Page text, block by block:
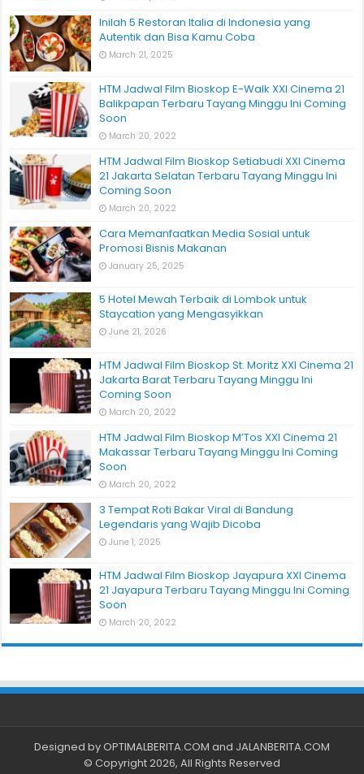
Inilah 5 Restoran Italia di Indonesia yang
Autentik dan Bisa Kamu Coba
March 21, 2025
HTM Jadwal Film Bioskop E-Walk XXI Cinema 21
Balikpapan Terbaru Tayang Minggu Ini Coming
Soon
March 20, 2022
HTM Jadwal Film Bioskop Setiabudi XXI Cinema
21 Jakarta Selatan Terbaru Tayang Minggu Ini
Coming Soon
March 20, 2022
Cara Memanfaatkan Media Sosial untuk
Promosi Bisnis Makanan
January 25, 2025
5 Hotel Mewah Terbaik di Lombok untuk
Staycation yang Mengasyikkan
June 21, 2026
HTM Jadwal Film Bioskop St. Moritz XXI Cinema 21
Jakarta Barat Terbaru Tayang Minggu Ini
Coming Soon
March 20, 2022
HTM Jadwal Film Bioskop M’Tos XXI Cinema 21
Makassar Terbaru Tayang Minggu Ini Coming
Soon
March 20, 2022
3 Tempat Roti Bakar Viral di Bandung
Legendaris yang Wajib Dicoba
June 1, 2025
HTM Jadwal Film Bioskop Jayapura XXI Cinema
21 Jayapura Terbaru Tayang Minggu Ini Coming
Soon
March 20, 2022
Designed byOPTIMALBERITA.COM and JALANBERITA.COM
© Copyright 2026, All Rights Reserved